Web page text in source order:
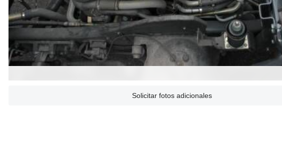
Solicitar fotos adicionales